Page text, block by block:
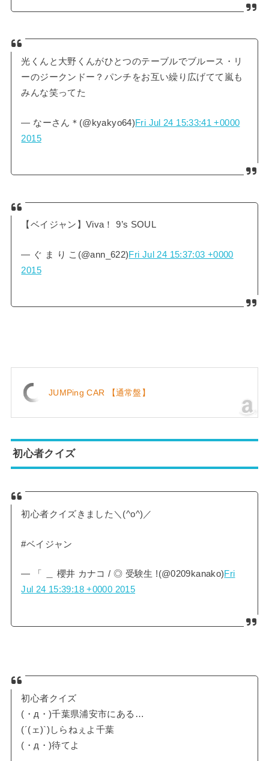
光くんと大野くんがひとつのテーブルでブルース・リ
ーのジークンドー？パンチをお互い繰り広げてて嵐も
みんな笑ってた
— なーさん＊(@kyakyo64)Fri Jul 24 15:33:41 +0000
2015
【ベイジャン】Viva！ 9’s SOUL
— ぐ ま り こ(@ann_622)Fri Jul 24 15:37:03 +0000
2015
JUMPing CAR 【通常盤】
初心者クイズ
初心者クイズきました＼(^o^)／
#ベイジャン
— 「 ＿ 櫻井 カナコ / ◎ 受験生 !(@0209kanako)Fri
Jul 24 15:39:18 +0000 2015
初心者クイズ
(・д・)千葉県浦安市にある…
(´(ェ)`)しらねぇよ千葉
(・д・)待てよ